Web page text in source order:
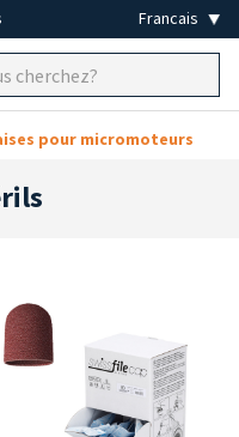
pour micromoteurs